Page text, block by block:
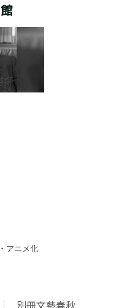
アニメ化
別冊文藝春秋